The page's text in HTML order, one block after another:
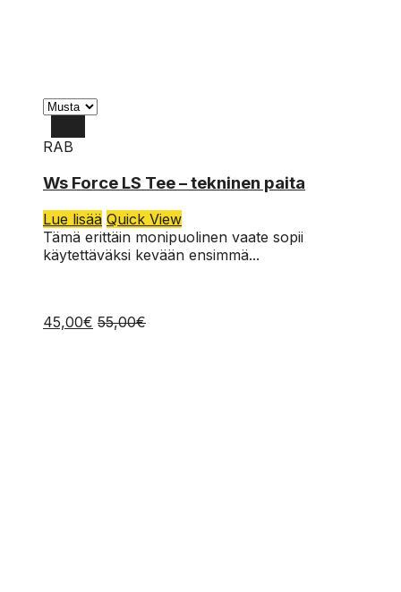
S
RAB
Ws Force LS Tee – tekninen paita
Lue lisää Quick View
Tämä erittäin monipuolinen vaate sopii
käytettäväksi kevään ensimmä...
45,00€ 55,00€